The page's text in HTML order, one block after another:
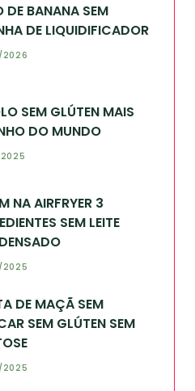
DE BANANA SEM
DE LIQUIDIFICADOR
SEM GLÚTEN MAIS
DO MUNDO
NA AIRFRYER 3
SEM LEITE
DE MAÇÃ SEM
SEM GLÚTEN SEM